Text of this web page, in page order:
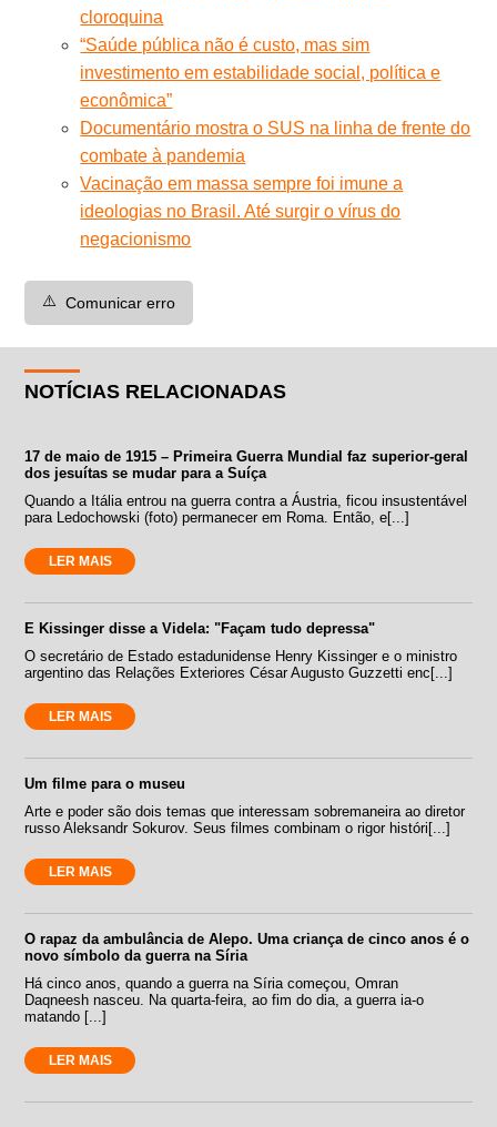
cloroquina
“Saúde pública não é custo, mas sim
investimento em estabilidade social, política e
econômica”
Documentário mostra o SUS na linha de frente do
combate à pandemia
Vacinação em massa sempre foi imune a
ideologias no Brasil. Até surgir o vírus do
negacionismo
⚠️ Comunicar erro
NOTÍCIAS RELACIONADAS
17 de maio de 1915 – Primeira Guerra Mundial faz superior-geral
dos jesuítas se mudar para a Suíça
Quando a Itália entrou na guerra contra a Áustria, ficou insustentável
para Ledochowski (foto) permanecer em Roma. Então, e[...]
LER MAIS
E Kissinger disse a Videla: "Façam tudo depressa"
O secretário de Estado estadunidense Henry Kissinger e o ministro
argentino das Relações Exteriores César Augusto Guzzetti enc[...]
LER MAIS
Um filme para o museu
Arte e poder são dois temas que interessam sobremaneira ao diretor
russo Aleksandr Sokurov. Seus filmes combinam o rigor históri[...]
LER MAIS
O rapaz da ambulância de Alepo. Uma criança de cinco anos é o
novo símbolo da guerra na Síria
Há cinco anos, quando a guerra na Síria começou, Omran
Daqneesh nasceu. Na quarta-feira, ao fim do dia, a guerra ia-o
matando [...]
LER MAIS